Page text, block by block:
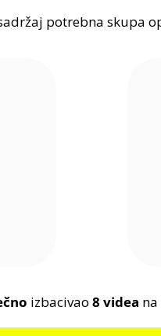
potrebna skupa
izbacivao 8 videa